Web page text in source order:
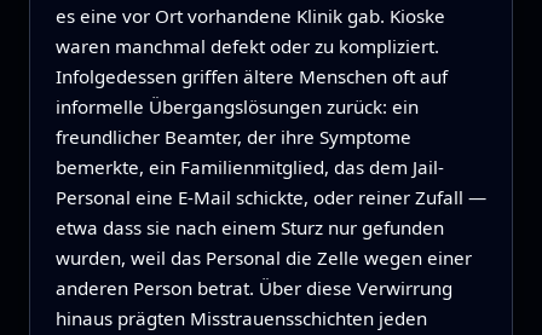
es eine vor Ort vorhandene Klinik gab. Kioske
waren manchmal defekt oder zu kompliziert.
Infolgedessen griffen ältere Menschen oft auf
informelle Übergangslösungen zurück: ein
freundlicher Beamter, der ihre Symptome
bemerkte, ein Familienmitglied, das dem Jail-
Personal eine E‑Mail schickte, oder reiner Zufall —
etwa dass sie nach einem Sturz nur gefunden
wurden, weil das Personal die Zelle wegen einer
anderen Person betrat. Über diese Verwirrung
hinaus prägten Misstrauensschichten jeden